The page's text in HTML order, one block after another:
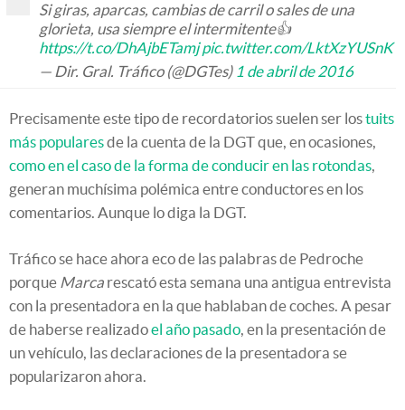
Si giras, aparcas, cambias de carril o sales de una
glorieta, usa siempre el intermitente👍
https://t.co/DhAjbETamj pic.twitter.com/LktXzYUSnK
— Dir. Gral. Tráfico (@DGTes) 1 de abril de 2016
Precisamente este tipo de recordatorios suelen ser lostuits
más popularesde la cuenta de la DGT que, en ocasiones,
como en el caso de la forma de conducir en las rotondas,
generan muchísima polémica entre conductores en los
comentarios. Aunque lo diga la DGT.
Tráfico se hace ahora eco de las palabras de Pedroche
porque Marca rescató esta semana una antigua entrevista
con la presentadora en la que hablaban de coches. A pesar
de haberse realizadoel año pasado, en la presentación de
un vehículo, las declaraciones de la presentadora se
popularizaron ahora.